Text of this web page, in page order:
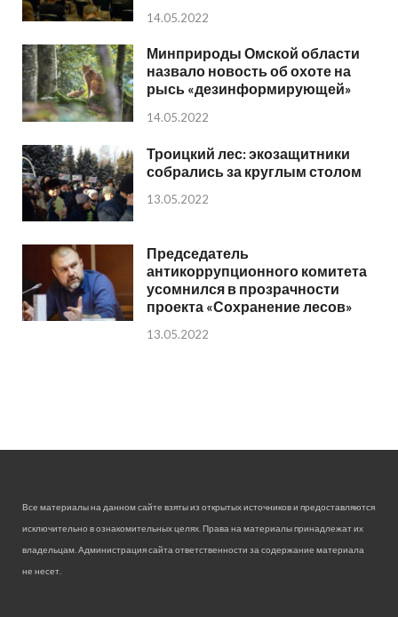
14.05.2022
Минприроды Омской области
назвало новость об охоте на
рысь «дезинформирующей»
14.05.2022
Троицкий лес: экозащитники
собрались за круглым столом
13.05.2022
Председатель
антикоррупционного комитета
усомнился в прозрачности
проекта «Сохранение лесов»
13.05.2022
Все материалы на данном сайте взяты из открытых источников и предоставляются
исключительно в ознакомительных целях. Права на материалы принадлежат их
владельцам. Администрация сайта ответственности за содержание материала
не несет.